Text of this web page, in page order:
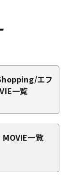
エフ
一覧
MOVIE一覧